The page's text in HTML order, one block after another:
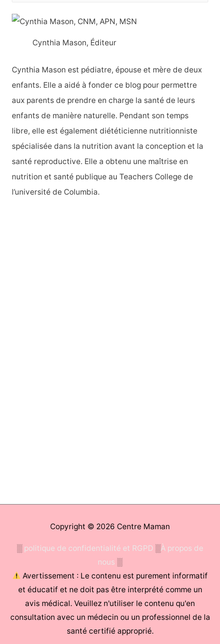
c
c
h
e
r
:
Cynthia Mason, Éditeur
Cynthia Mason est pédiatre, épouse et mère de deux
enfants. Elle a aidé à fonder ce blog pour permettre
aux parents de prendre en charge la santé de leurs
enfants de manière naturelle. Pendant son temps
libre, elle est également diététicienne nutritionniste
spécialisée dans la nutrition avant la conception et la
santé reproductive. Elle a obtenu une maîtrise en
nutrition et santé publique au Teachers College de
l’université de Columbia.
Copyright © 2026 Centre Maman
░ politique de confidentialité et RGPD ░À propos de
nous ░
Avertissement : Le contenu est purement informatif
et éducatif et ne doit pas être interprété comme un
avis médical. Veuillez n'utiliser le contenu qu'en
consultation avec un médecin ou un professionnel de la
santé certifié approprié.